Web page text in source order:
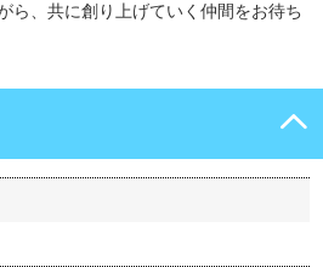
ら、共に創り上げていく仲間をお待ち